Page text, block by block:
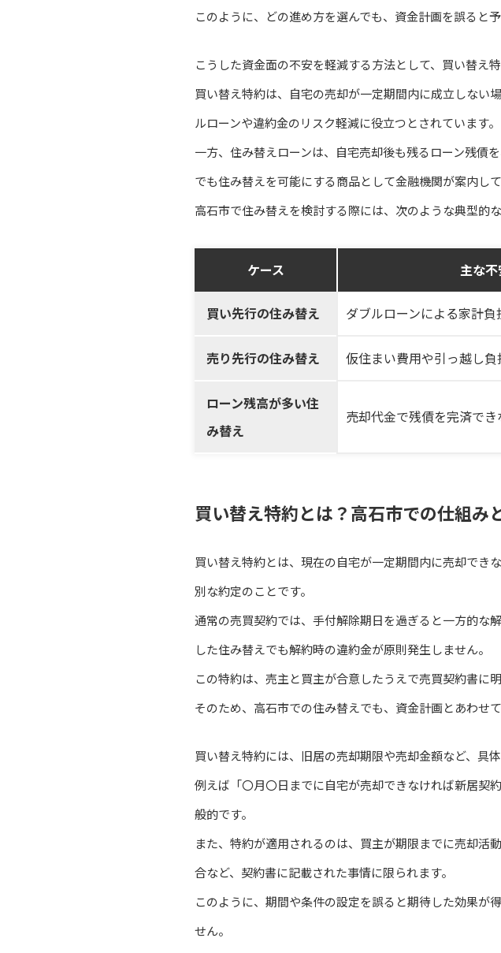
このように、どの進め方を選んでも、資金計画を誤ると
こうした資金面の不安を軽減する方法として、買い替え
買い替え特約は、自宅の売却が一定期間内に成立しない
ルローンや違約金のリスク軽減に役立つとされています。
一方、住み替えローンは、自宅売却後も残るローン残債
でも住み替えを可能にする商品として金融機関が案内して
高石市で住み替えを検討する際には、次のような典型的
ケース 主な不
買い先行の住み替え ダブルローンによる家計負
売り先行の住み替え 仮住まい費用や引っ越し負
ローン残高が多い住
み替え
売却代金で残債を完済で
買い替え特約とは？高石市での仕組み
買い替え特約とは、現在の自宅が一定期間内に売却でき
別な約定のことです。
通常の売買契約では、手付解除期日を過ぎると一方的な
した住み替えでも解約時の違約金が原則発生しません。
この特約は、売主と買主が合意したうえで売買契約書に
そのため、高石市での住み替えでも、資金計画とあわせ
買い替え特約には、旧居の売却期限や売却金額など、具
例えば「〇月〇日までに自宅が売却できなければ新居契
般的です。
また、特約が適用されるのは、買主が期限までに売却活
合など、契約書に記載された事情に限られます。
このように、期間や条件の設定を誤ると期待した効果が
せん。